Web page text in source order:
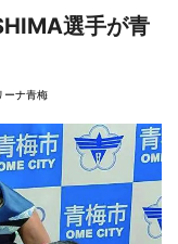
選手が青
ーナ青梅